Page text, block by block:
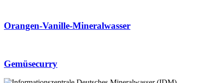
Orangen-Vanille-Mineralwasser
Gemüsecurry